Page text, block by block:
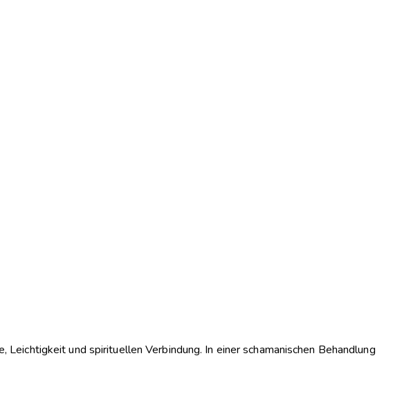
und spirituellen Verbindung. In einer schamanischen Behandlung